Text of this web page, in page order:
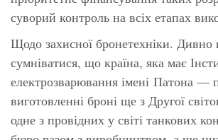
суворий контроль на всіх етапах
Щодо захисної бронетехніки. Дивно
сумніватися, що країна, яка має
електрозварювання імені Патона —
виготовленні броні ще з Другої
одне з провідних у світі танкових